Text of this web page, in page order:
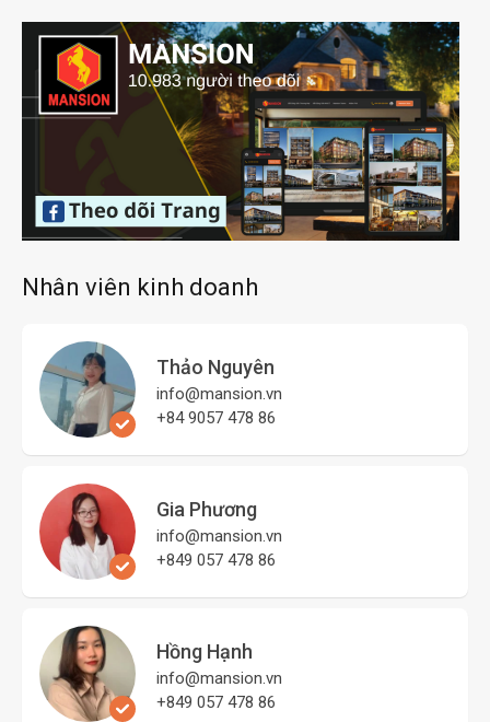
Nhân viên kinh doanh
Thảo Nguyên
info@mansion.vn
+84 9057 478 86
Gia Phương
info@mansion.vn
+849 057 478 86
Hồng Hạnh
info@mansion.vn
+849 057 478 86